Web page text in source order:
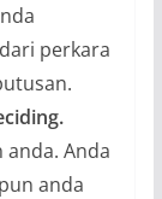
perkara
Anda
anda